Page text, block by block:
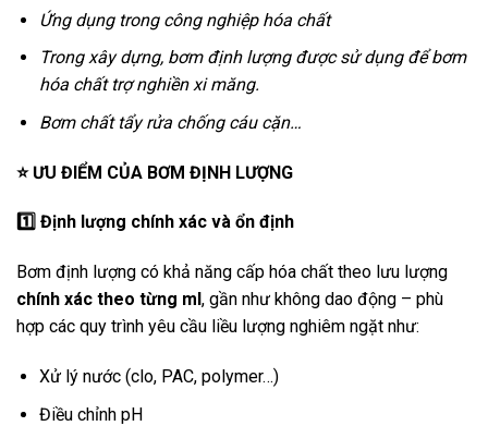
Ứng dụng trong công nghiệp hóa chất
Trong xây dựng, bơm định lượng được sử dụng để bơm
hóa chất trợ nghiền xi măng.
Bơm chất tẩy rửa chống cáu cặn…
⭐ƯU ĐIỂM CỦA BƠM ĐỊNH LƯỢNG
1️ Định lượng chính xác và ổn định
Bơm định lượng có khả năng cấp hóa chất theo lưu lượng
chính xác theo từng ml , gần như không dao động – phù
hợp các quy trình yêu cầu liều lượng nghiêm ngặt như:
Xử lý nước (clo, PAC, polymer…)
Điều chỉnh pH